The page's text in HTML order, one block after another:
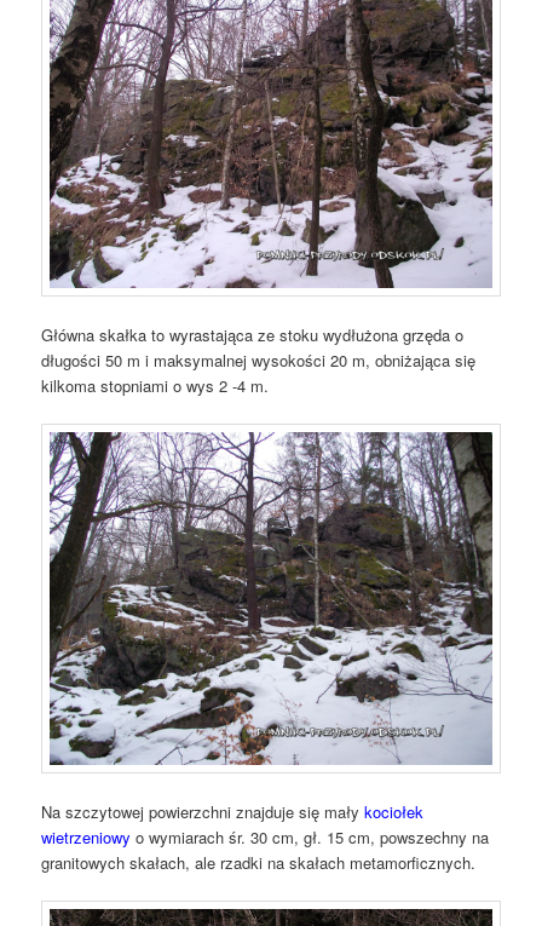
Główna skałka to wyrastająca ze stoku wydłużona grzęda o
długości 50 m i maksymalnej wysokości 20 m, obniżająca się
kilkoma stopniami o wys 2 -4 m.
Na szczytowej powierzchni znajduje się małykociołek
wietrzeniowy o wymiarach śr. 30 cm, gł. 15 cm, powszechny na
granitowych skałach, ale rzadki na skałach metamorficznych.